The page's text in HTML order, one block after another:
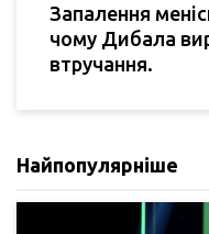
Запалення
чому Дибала
втручання.
Найпопулярніше